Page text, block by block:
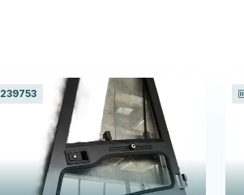
239753